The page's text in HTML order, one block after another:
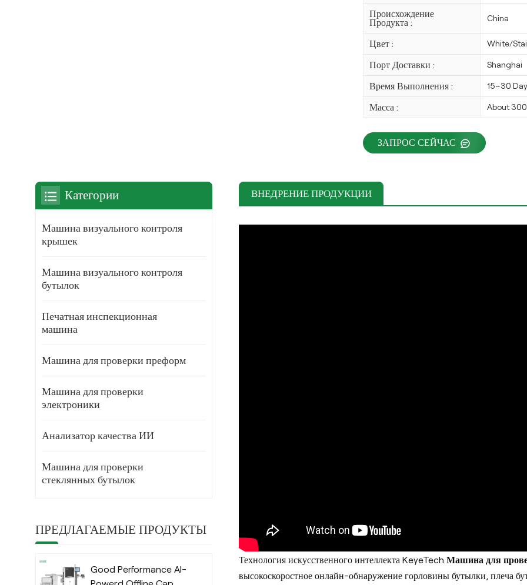
Происхождение
Продукта :
China
Цвет : White/
Порт Доставки : Shanghai
Время Выполнения : 15~30
Масса : About
ЗАПРОС СЕЙЧАС
ВНЕДРЕНИЕ ПРОДУКЦИИ
Технология искусственного интеллекта KeyeTech Машина для
высокоскоростное онлайн-обнаружение горловины бутылки, плеча
Категории
Машина визуального контроля
крышек
Машина визуального контроля
бутылок
Печатная инспекционная
машина
Машина для проверки преформ
Машина для проверки
электроники
Анализатор качества ИИ
Машина для проверки
стеклянных бутылок
ПРЕДЛАГАЕМЫЕ ПРОДУКТЫ
Good Performance AI-